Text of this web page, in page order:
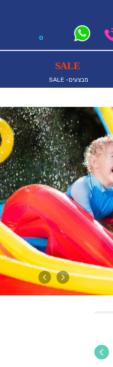
0
מבצעים- SALE